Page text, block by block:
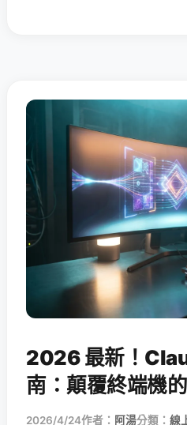
2026 最新！
南：顛覆終端機
2026/4/24作者： 阿湯分類： 線